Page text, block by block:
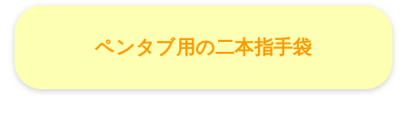
ペンタブ用の二本指手袋